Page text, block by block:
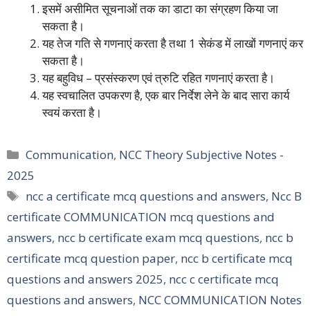
इसमें असीमित सूचनाओं तक का डाटा का संग्रहण किया जा
सकता है।
यह तेज गति से गणनाएं करता है तथा 1 सेकंड में लाखों गणनाएं कर
सकता है।
यह बहुविध – प्रसंस्करण एवं त्रुटि रहित गणनाएं करता है।
यह स्वचालित उपकरण है, एक बार निर्देश लेने के बाद सारा कार्य
स्वयं करता है।
Categories
Communication, NCC Theory Subjective Notes -
2025
Tags
ncc a certificate mcq questions and answers, Ncc B
certificate COMMUNICATION mcq questions and
answers, ncc b certificate exam mcq questions, ncc b
certificate mcq question paper, ncc b certificate mcq
questions and answers 2025, ncc c certificate mcq
questions and answers, NCC COMMUNICATION Notes